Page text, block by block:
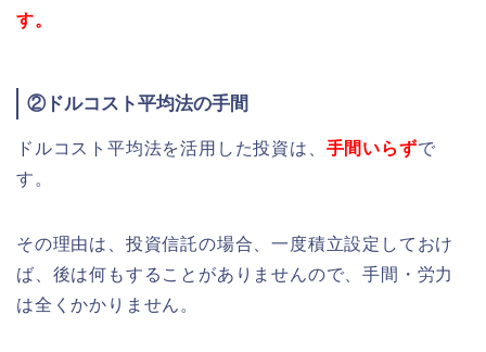
す。
②ドルコスト平均法の手間
ドルコスト平均法を活用した投資は、 手間いらずで
す。
その理由は、投資信託の場合、一度積立設定しておけ
ば、後は何もすることがありませんので、手間・労力
は全くかかりません。